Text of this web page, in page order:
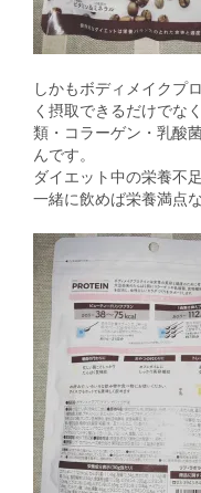
しかもボディメイクプ
く摂取できるだけでな
類・コラーゲン・乳酸
んです。
ダイエット中の栄養不
一緒に飲めば栄養満点